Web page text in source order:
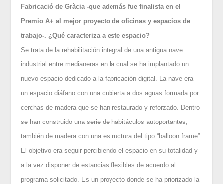
Fabricació de Gràcia -que además fue finalista en el
Premio A+ al mejor proyecto de oficinas y espacios de
trabajo-. ¿Qué caracteriza a este espacio?
Se trata de la rehabilitación integral de una antigua nave
industrial entre medianeras en la cual se ha implantado un
nuevo espacio dedicado a la fabricación digital. La nave era
un espacio diáfano con una cubierta a dos aguas formada por
cerchas de madera que se han restaurado y reforzado. Dentro
se han construido una serie de habitáculos autoportantes,
también de madera con una estructura del tipo “balloon frame”.
El objetivo era seguir percibiendo el espacio en su totalidad y
a la vez disponer de estancias flexibles de acuerdo al
programa solicitado. Es un proyecto donde se ha priorizado la